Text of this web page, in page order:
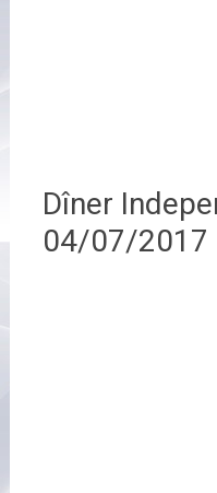
Dîner
04/07/2017